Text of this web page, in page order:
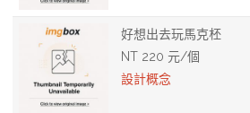
好想出去玩馬克柸
NT 220 元/個
設計概念